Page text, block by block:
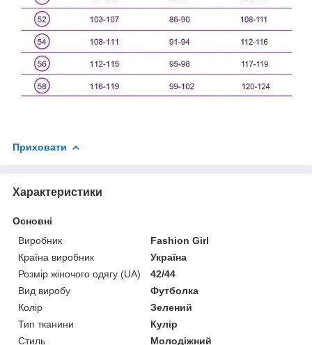
Приховати
Характеристики
Основні
Виробник
Fashion Girl
Країна виробник
Україна
Розмір жіночого одягу (UA)
42/44
Вид виробу
Футболка
Колір
Зелений
Тип тканини
Кулір
Стиль
Молодіжний